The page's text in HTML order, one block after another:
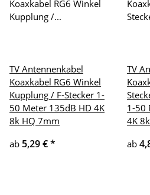
TV Antennenkabel
Koaxkabel RG6 Winkel
Kupplung / F-Stecker 1-
50 Meter 135dB HD 4K
8k HQ 7mm
ab 5,29 €*
TV
1-50
4K
ab